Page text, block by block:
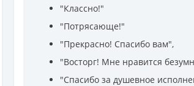
"Классно!"
"Потрясающе!"
"Прекрасно! Спасибо вам",
"Восторг! Мне нравится
"Спасибо за душевное